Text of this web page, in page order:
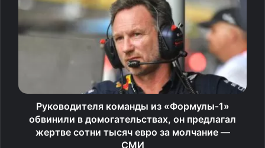
поколений, могут накладывать отпечаток на поведение
потомков, передаваясь посредством своего рода
генетической памяти. Например, мыши, приученные
бояться определенного запаха, передают эту боязнь
своим детям и внукам!
Однако генетика не является единственным ответом на
загадку фобий.
Сторонники теории о влиянии окружающей среды на
Руководителя команды из «Формулы‑1»
обвинили в домогательствах, он предлагал
жертве сотни тысяч евро за молчание —
СМИ